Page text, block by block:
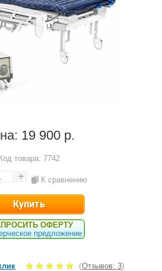
19 900 р.
Код товара: 7742
К сравнению
ОФЕРТУ
предложение
(Отзывов: 3)